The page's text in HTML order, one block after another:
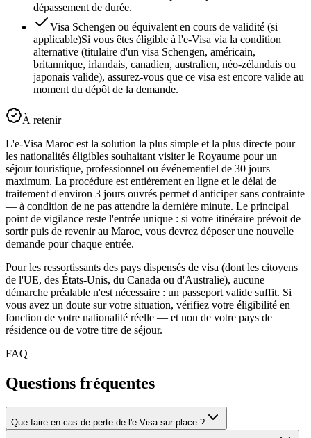
dépassement de durée.
Visa Schengen ou équivalent en cours de validité (si
applicable)Si vous êtes éligible à l'e-Visa via la condition
alternative (titulaire d'un visa Schengen, américain,
britannique, irlandais, canadien, australien, néo-zélandais ou
japonais valide), assurez-vous que ce visa est encore valide au
moment du dépôt de la demande.
À retenir
L'e-Visa Maroc est la solution la plus simple et la plus directe pour
les nationalités éligibles souhaitant visiter le Royaume pour un
séjour touristique, professionnel ou événementiel de 30 jours
maximum. La procédure est entièrement en ligne et le délai de
traitement d'environ 3 jours ouvrés permet d'anticiper sans contrainte
— à condition de ne pas attendre la dernière minute. Le principal
point de vigilance reste l'entrée unique : si votre itinéraire prévoit de
sortir puis de revenir au Maroc, vous devrez déposer une nouvelle
demande pour chaque entrée.
Pour les ressortissants des pays dispensés de visa (dont les citoyens
de l'UE, des États-Unis, du Canada ou d'Australie), aucune
démarche préalable n'est nécessaire : un passeport valide suffit. Si
vous avez un doute sur votre situation, vérifiez votre éligibilité en
fonction de votre nationalité réelle — et non de votre pays de
résidence ou de votre titre de séjour.
FAQ
Questions fréquentes
Que faire en cas de perte de l'e-Visa sur place ?